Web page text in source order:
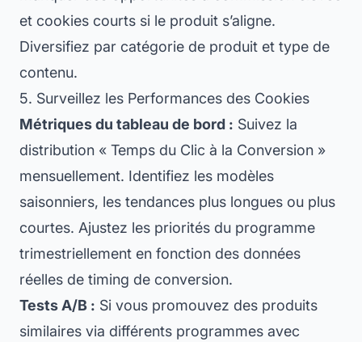
et cookies courts si le produit s’aligne.
Diversifiez par catégorie de produit et type de
contenu.
5. Surveillez les Performances des Cookies
Métriques du tableau de bord : Suivez la
distribution « Temps du Clic à la Conversion »
mensuellement. Identifiez les modèles
saisonniers, les tendances plus longues ou plus
courtes. Ajustez les priorités du programme
trimestriellement en fonction des données
réelles de timing de conversion.
Tests A/B : Si vous promouvez des produits
similaires via différents programmes avec